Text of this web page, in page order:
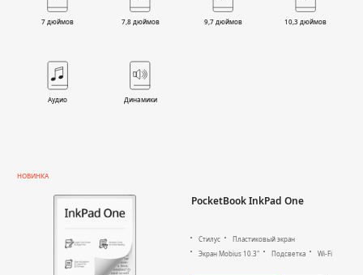
7 дюймов 7,8 дюймов 9,7 дюймов 10,3 дюймов
Аудио Динамики
НОВИНКА
PocketBook InkPad One
Стилус
Пластиковый экран
Экран Mobius 10.3"
Подсветка Wi-Fi